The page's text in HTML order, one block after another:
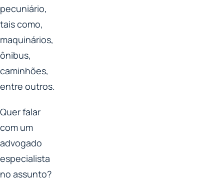
pecuniário,
tais como,
maquinários,
ônibus,
caminhões,
entre outros.
Quer falar
com um
advogado
especialista
no assunto?